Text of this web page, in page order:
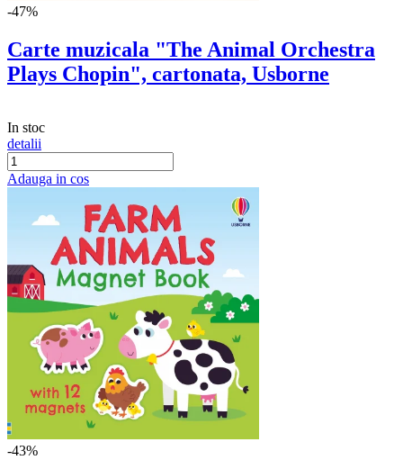
-47%
Carte muzicala "The Animal Orchestra
Plays Chopin", cartonata, Usborne
In stoc
detalii
Adauga in cos
-43%